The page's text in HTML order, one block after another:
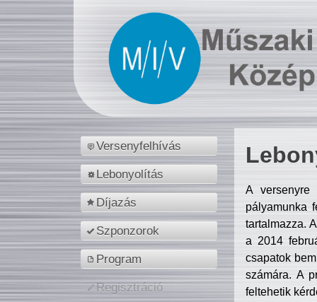
Versenyfelhívás
Lebonyolítás
Díjazás
Szponzorok
Program
Regisztráció
A versenyre
pályamunka
tartalmazza.
a 2014
csapatok
számára. A
feltehetik